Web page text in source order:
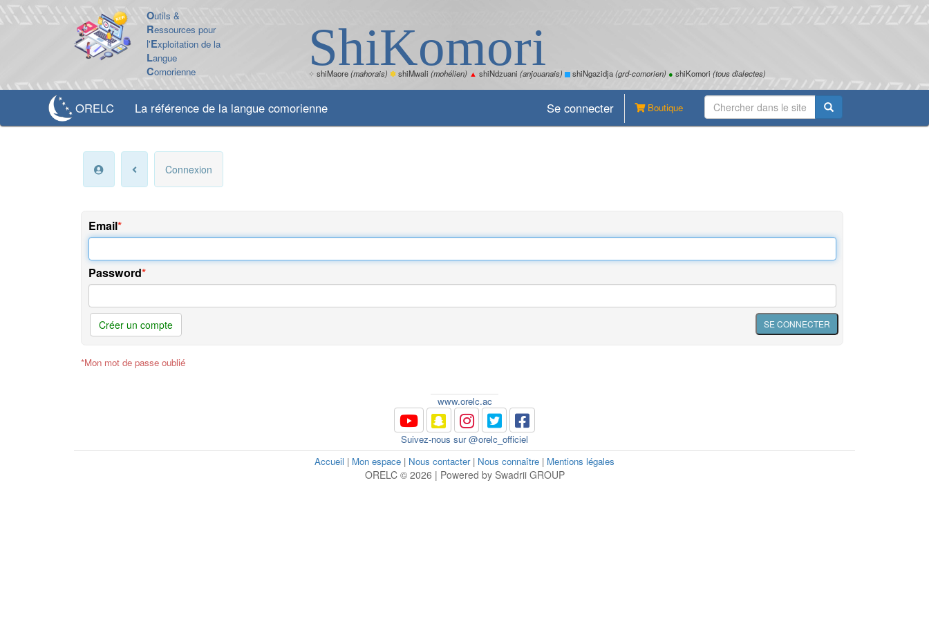
Outils &
Ressources pour
l'Exploitation de la
Langue
Comorienne ShiKomori
✧ shiMaore(mahorais) ✽shiMwali (mohélien) ▲ shiNdzuani (anjouanais) shiNgazidja(grd-comorien) ● shiKomori (tous dialectes)
ORELC La référence de la langue comorienne Boutique
Se connecter
Connexion
Email
Password
Créer un compte
*Mon mot de passe oublié
www.orelc.ac
Suivez-nous sur @orelc_officiel
Accueil | Mon espace | Nous contacter| Nous connaître | Mentions légales
ORELC © 2026 | Powered by Swadrii GROUP